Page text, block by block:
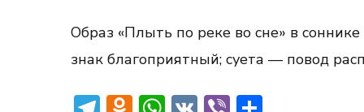
Образ «Плыть по реке во сне» в
знак благоприятный; суета — повод